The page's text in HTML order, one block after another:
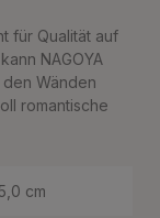
für Qualität auf
NAGOYA
Wänden
romantische
cm